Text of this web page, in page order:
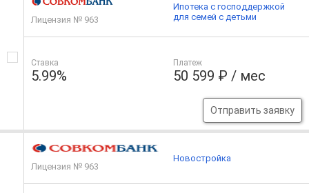
Лицензия № 963
Ставка
5.99%
Платеж
50 599 ₽ / мес
Отправить заявку
Ипотека с господдержкой
для семей с детьми
Лицензия № 963
Новостройка